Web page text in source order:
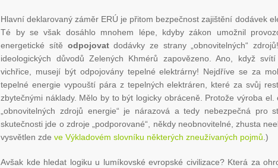
Hlavní deklarovaný záměr ERÚ je přitom bezpečnost zajištění dodávek
Té by se však dosáhlo mnohem lépe, kdyby zákon umožnil
energetické sítě odpojovatdodávky ze strany „obnovitelných“
ideologických důvodů Zelených Khmérů zapovězeno. Ano, když
vichřice, musejí být odpojovány tepelné elektrárny! Nejdříve se za
tepelné energie vypouští pára z tepelných elektráren, které za svůj
zbytečnými náklady. Mělo by to být logicky obráceně. Protože výroba el.
„obnovitelných zdrojů energie“ je nárazová a tedy nebezpečná pro
skutečnosti jde o zdroje „podporované“, někdy neobnovitelné, zhusta
vysvětlen zdeve Výkladovém slovníku některých zneužívaných pojmů .)
Avšak kde hledat logiku u lumíkovské evropské civilizace? Která za